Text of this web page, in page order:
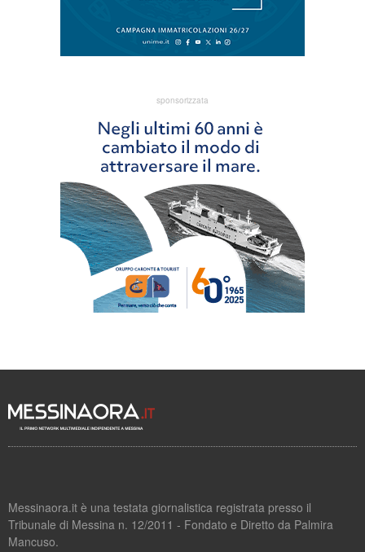
sponsorizzata
Messinaora.it è una testata giornalistica registrata presso il
Tribunale di Messina n. 12/2011 - Fondato e Diretto da Palmira
Mancuso.